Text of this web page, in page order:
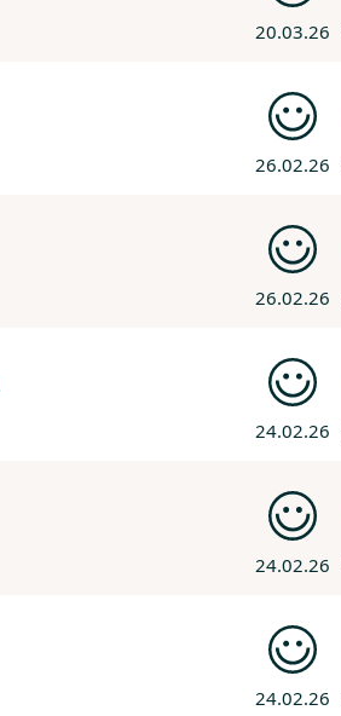
20.03.26
26.02.26
26.02.26
24.02.26
24.02.26
24.02.26